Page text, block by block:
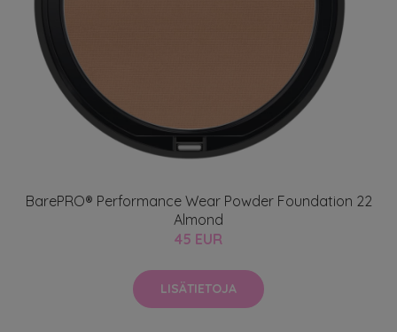
BarePRO® Performance Wear Powder Foundation 22
Almond
45 EUR
LISÄTIETOJA